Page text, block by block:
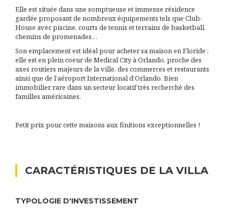
Elle est située dans une somptueuse et immense résidence
gardée proposant de nombreux équipements tels que Club-
House avec piscine, courts de tennis et terrains de basketball,
chemins de promenades…
Son emplacement est idéal pour acheter sa maison en Floride :
elle est en plein coeur de Medical City à Orlando, proche des
axes routiers majeurs de la ville, des commerces et restaurants
ainsi que de l’aéroport International d’Orlando. Bien
immobilier rare dans un secteur locatif très recherché des
familles américaines.
Petit prix pour cette maisons aux finitions exceptionnelles !
CARACTÉRISTIQUES DE LA VILLA
TYPOLOGIE D'INVESTISSEMENT